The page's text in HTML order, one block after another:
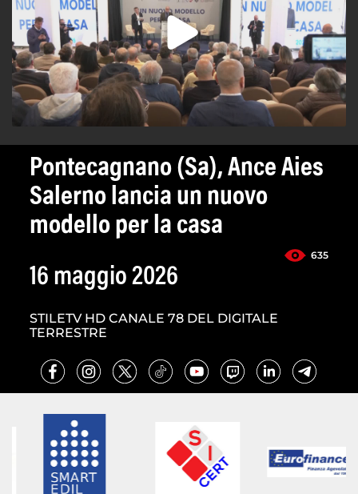
Pontecagnano (Sa), Ance Aies
Salerno lancia un nuovo
modello per la casa
635
16 maggio 2026
STILETV HD CANALE 78 DEL DIGITALE
TERRESTRE